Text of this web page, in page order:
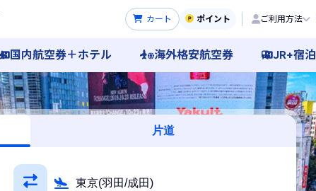
カート ポイント ご利用方法
国内航空券＋ホテル 海外格安航空券
JR+宿泊
片道
東京(羽田/成田)